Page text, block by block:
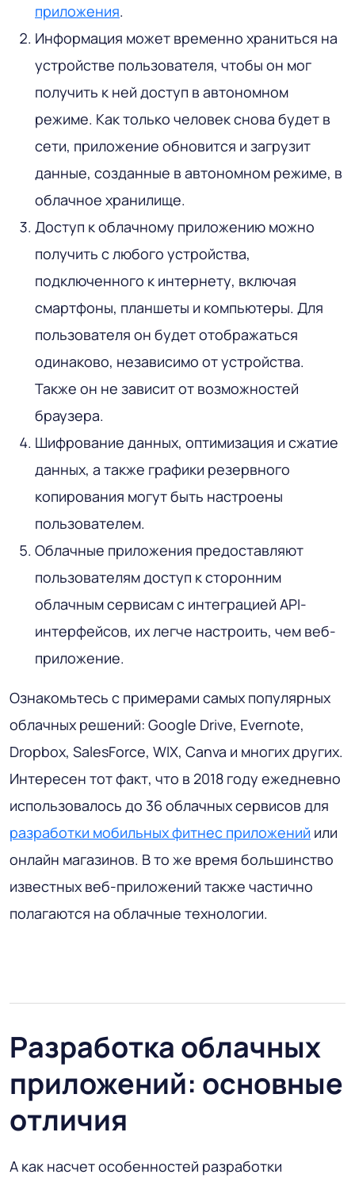
приложения.
Информация может временно храниться на
устройстве пользователя, чтобы он мог
получить к ней доступ в автономном
режиме. Как только человек снова будет в
сети, приложение обновится и загрузит
данные, созданные в автономном режиме, в
облачное хранилище.
Доступ к облачному приложению можно
получить с любого устройства,
подключенного к интернету, включая
смартфоны, планшеты и компьютеры. Для
пользователя он будет отображаться
одинаково, независимо от устройства.
Также он не зависит от возможностей
браузера.
Шифрование данных, оптимизация и сжатие
данных, а также графики резервного
копирования могут быть настроены
пользователем.
Облачные приложения предоставляют
пользователям доступ к сторонним
облачным сервисам с интеграцией API-
интерфейсов, их легче настроить, чем веб-
приложение.
Ознакомьтесь с примерами самых популярных
облачных решений: Google Drive, Evernote,
Dropbox, SalesForce, WIX, Canva и многих других.
Интересен тот факт, что в 2018 году ежедневно
использовалось до 36 облачных сервисов для
разработки мобильных фитнес приложений или
онлайн магазинов. В то же время большинство
известных веб-приложений также частично
полагаются на облачные технологии.
Разработка облачных
приложений: основные
отличия
А как насчет особенностей разработки